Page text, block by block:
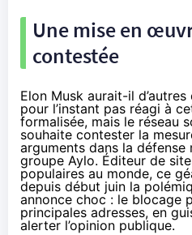
Une mise en
contestée
Elon Musk aurait-il d’autres
pour l’instant pas réagi à
formalisée, mais le réseau
souhaite contester la
arguments dans la défense
groupe Aylo. Éditeur de
populaires au monde, ce
depuis début juin la
annonce choc : le blocage
principales adresses, en
alerter l’opinion publique.